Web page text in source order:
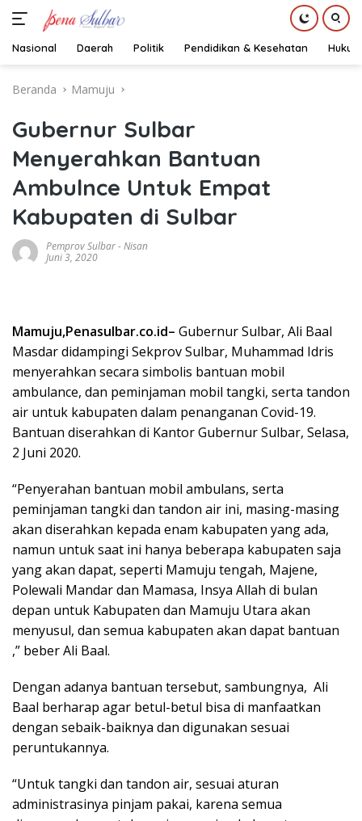
Nasional Daerah Politik Pendidikan & Kesehatan Hukum
Beranda Mamuju
Gubernur Sulbar
Menyerahkan Bantuan
Ambulnce Untuk Empat
Kabupaten di Sulbar
Pemprov Sulbar-Nisan
Juni 3, 2020
Mamuju,Penasulbar.co.id– Gubernur Sulbar, Ali Baal
Masdar didampingi Sekprov Sulbar, Muhammad Idris
menyerahkan secara simbolis bantuan mobil
ambulance, dan peminjaman mobil tangki, serta tandon
air untuk kabupaten dalam penanganan Covid-19.
Bantuan diserahkan di Kantor Gubernur Sulbar, Selasa,
2 Juni 2020.
“Penyerahan bantuan mobil ambulans, serta
peminjaman tangki dan tandon air ini, masing-masing
akan diserahkan kepada enam kabupaten yang ada,
namun untuk saat ini hanya beberapa kabupaten saja
yang akan dapat, seperti Mamuju tengah, Majene,
Polewali Mandar dan Mamasa, Insya Allah di bulan
depan untuk Kabupaten dan Mamuju Utara akan
menyusul, dan semua kabupaten akan dapat bantuan
,” beber Ali Baal.
Dengan adanya bantuan tersebut, sambungnya, Ali
Baal berharap agar betul-betul bisa di manfaatkan
dengan sebaik-baiknya dan digunakan sesuai
peruntukannya.
“Untuk tangki dan tandon air, sesuai aturan
administrasinya pinjam pakai, karena semua